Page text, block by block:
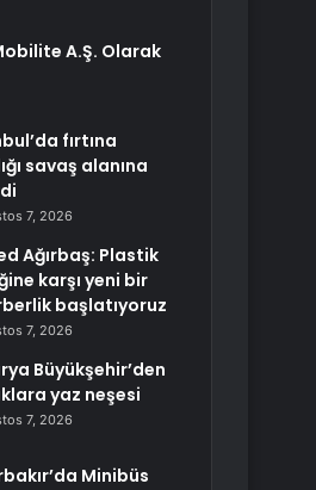
A.Ş. Olarak
fırtına
savaş alanına
7, 2026
Ağırbaş: Plastik
karşı yeni bir
başlatıyoruz
7, 2026
Büyükşehir’den
yaz neşesi
7, 2026
Minibüs